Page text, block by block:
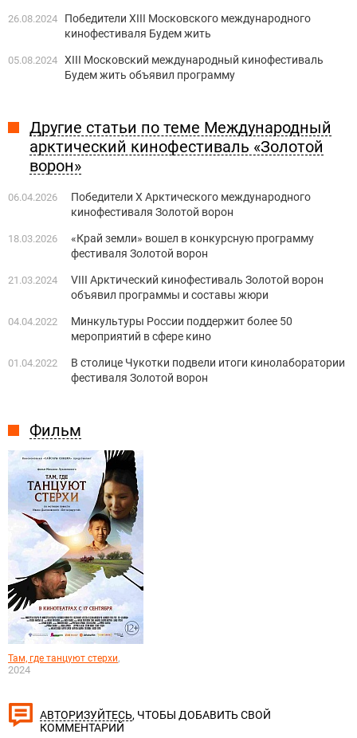
Фильм
Там, где танцуют стерхи,
2024
26.08.2024
Победители XIII Московского международного
кинофестиваля Будем жить
05.08.2024 ХIII Московский международный кинофестиваль
Будем жить объявил программу
Другие статьи по теме Международный
арктический кинофестиваль «Золотой
ворон»
06.04.2026
Победители X Арктического международного
кинофестиваля Золотой ворон
18.03.2026
«Край земли» вошел в конкурсную программу
фестиваля Золотой ворон
21.03.2024
VIII Арктический кинофестиваль Золотой ворон
объявил программы и составы жюри
04.04.2022
Минкультуры России поддержит более 50
мероприятий в сфере кино
01.04.2022
В столице Чукотки подвели итоги кинолаборатории
фестиваля Золотой ворон
АВТОРИЗУЙТЕСЬ, ЧТОБЫ ДОБАВИТЬ СВОЙ
КОММЕНТАРИЙ